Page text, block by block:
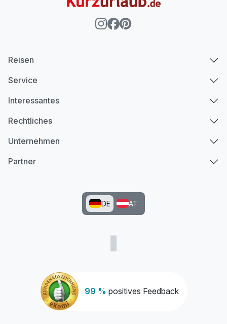
99 % positives Feedback
Reisen
Service
Interessantes
Rechtliches
Unternehmen
Partner
DE AT